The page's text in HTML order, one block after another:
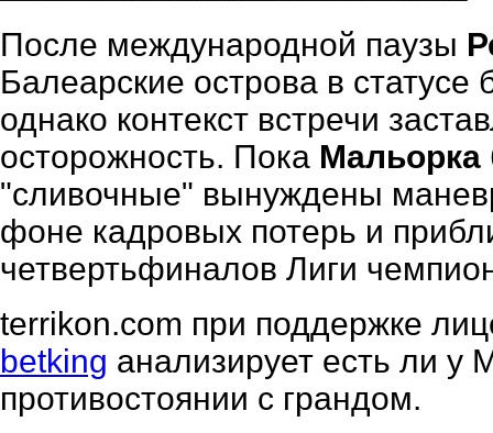
После международной паузы
Балеарские острова в статусе
однако контекст встречи
осторожность. Пока Мальорка
"сливочные" вынуждены
фоне кадровых потерь и
четвертьфиналов Лиги
terrikon.com при поддержке
betking анализирует есть ли у
противостоянии с гpaндом.